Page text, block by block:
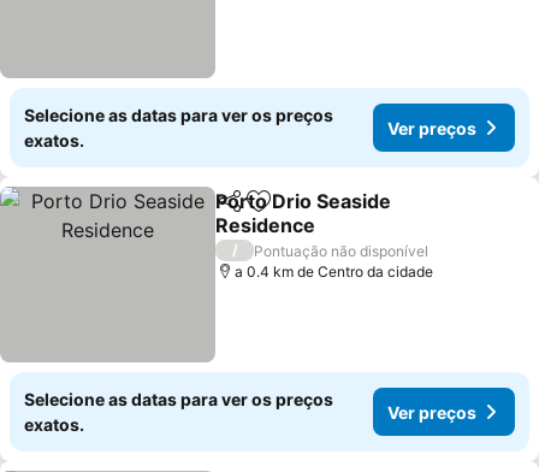
Selecione as datas para ver os preços
exatos.
Ver preços
PartilharAdicionar aos favoritos
Porto Drio Seaside
Residence
/
Pontuação não disponível
a 0.4 km de Centro da cidade
Selecione as datas para ver os preços
exatos.
Ver preços